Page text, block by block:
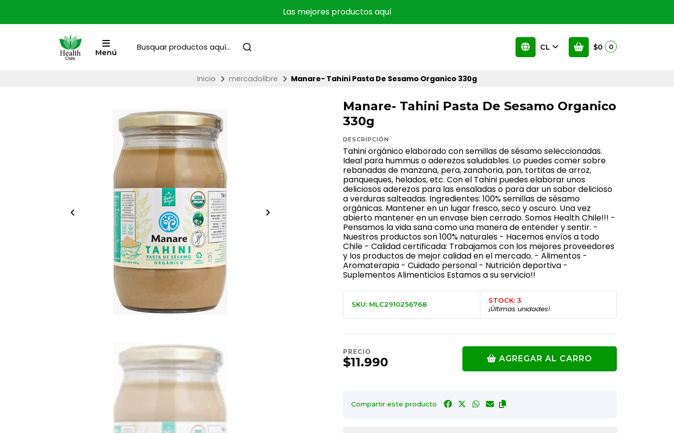
Las mejores productos aquí
Menú
CL $0 0
Inicio mercadolibre Manare- Tahini Pasta De Sesamo Organico 330g
Manare- Tahini Pasta De Sesamo Organico
330g
DESCRIPCIÓN
Tahini orgánico elaborado con semillas de sésamo seleccionadas.
Ideal para hummus o aderezos saludables. Lo puedes comer sobre
rebanadas de manzana, pera, zanahoria, pan, tortitas de arroz,
panqueques, helados, etc. Con el Tahini puedes elaborar unos
deliciosos aderezos para las ensaladas o para dar un sabor delicioso
a verduras salteadas. Ingredientes: 100% semillas de sésamo
orgánicas. Mantener en un lugar fresco, seco y oscuro. Una vez
abierto mantener en un envase bien cerrado. Somos Health Chile!!! -
Pensamos la vida sana como una manera de entender y sentir. -
Nuestros productos son 100% naturales - Hacemos envíos a todo
Chile - Calidad certificada: Trabajamos con los mejores proveedores
y los productos de mejor calidad en el mercado. - Alimentos -
Aromaterapia - Cuidado personal - Nutrición deportiva -
Suplementos Alimenticios Estamos a su servicio!!
SKU: MLC2910256768
STOCK: 3
¡Últimas unidades!
PRECIO
$11.990 AGREGAR AL CARRO
Compartir este producto